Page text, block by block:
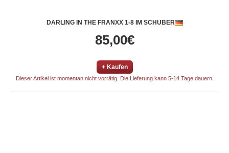
DARLING IN THE FRANXX 1-8 IM SCHUBER
85,00€
+ Kaufen
Dieser Artikel ist momentan nicht vorrätig. Die Lieferung kann 5-14 Tage dauern.